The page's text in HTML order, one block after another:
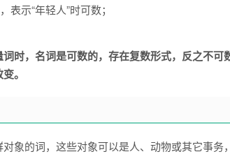
表示“年轻人”时可数；
时，名词是可数的，存在复数形式，反之不
。
象的词，这些对象可以是人、动物或其它事